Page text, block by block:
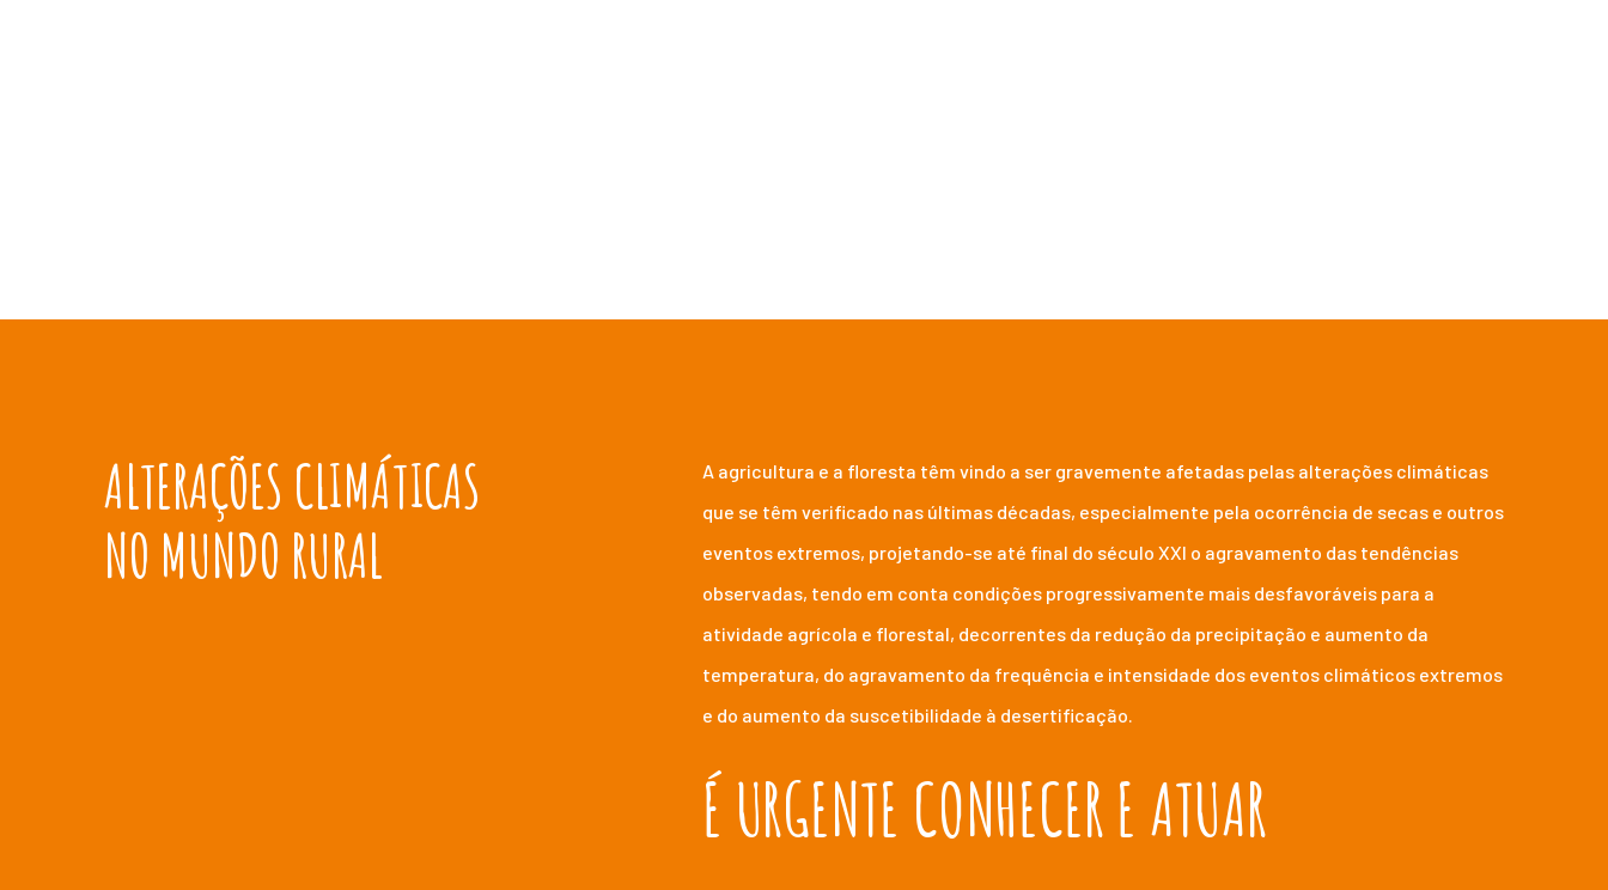
ALTERAÇÕES CLIMÁTICAS
NO MUNDO RURAL
A agricultura e a floresta têm vindo a ser gravemente afetadas pelas alterações climáticas
que se têm verificado nas últimas décadas, especialmente pela ocorrência de secas e outros
eventos extremos, projetando-se até final do século XXI o agravamento das tendências
observadas, tendo em conta condições progressivamente mais desfavoráveis para a
atividade agrícola e florestal, decorrentes da redução da precipitação e aumento da
temperatura, do agravamento da frequência e intensidade dos eventos climáticos extremos
e do aumento da suscetibilidade à desertificação.
É URGENTE CONHECER E ATUAR